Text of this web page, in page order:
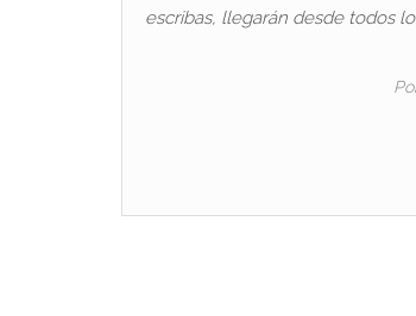
escribas, llegarán desde todos